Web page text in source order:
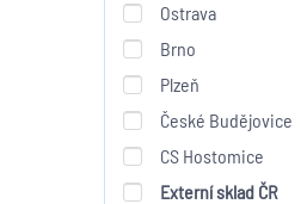
Ostrava
Brno
Plzeň
České Budějovice
CS Hostomice
Externí sklad ČR